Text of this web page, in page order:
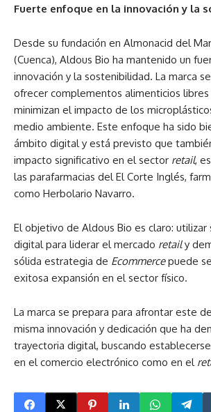
Fuerte enfoque en la innovación y la
Desde su fundación en Almonacid del
(Cuenca), Aldous Bio ha mantenido un
innovación y la sostenibilidad. La marca
ofrecer complementos alimenticios
minimizan el impacto de los
medio ambiente. Este enfoque ha sido
ámbito digital y está previsto que
impacto significativo en el sector retail,
las parafarmacias del El Corte Inglés,
como Herbolario Navarro.
El objetivo de Aldous Bio es claro: utilizar
digital para liderar el mercado retaily
sólida estrategia de Ecommercepuede
exitosa expansión en el sector físico.
La marca se prepara para afrontar este
misma innovación y dedicación que ha
trayectoria digital, buscando
en el comercio electrónico como en el